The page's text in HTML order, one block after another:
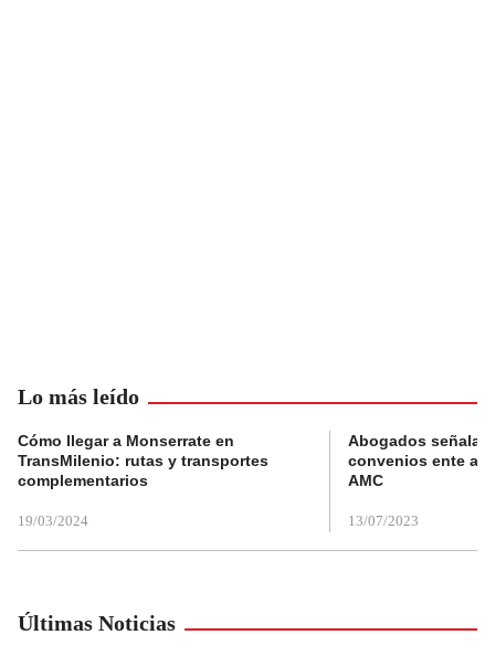
Lo más leído
Cómo llegar a Monserrate en
TransMilenio: rutas y transportes
complementarios
19/03/2024
Abogados
convenios ente
AMC
13/07/2023
Últimas Noticias